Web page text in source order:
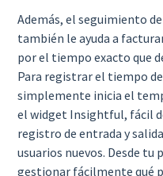
Además, el seguimiento
también le ayuda a
por el tiempo exacto que
Para registrar el tiempo
simplemente inicia el
el widget Insightful, fácil
registro de entrada y
usuarios nuevos. Desde tu
gestionar fácilmente qué